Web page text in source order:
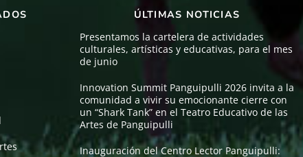
ÚLTIMAS NOTICIAS
Presentamos la cartelera de actividades
culturales, artísticas y educativas, para el mes
de junio
Innovation Summit Panguipulli 2026 invita a la
comunidad a vivir su emocionante cierre con
un “Shark Tank” en el Teatro Educativo de las
Artes de Panguipulli
Inauguración del Centro Lector Panguipulli: